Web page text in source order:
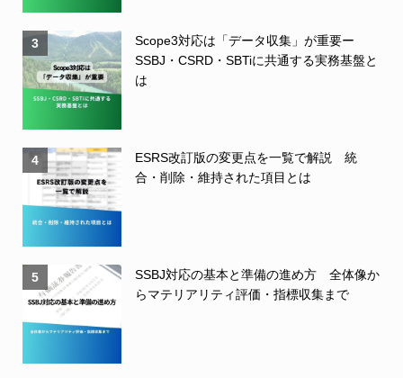
3
Scope3対応は「データ収集」が重要ー
SSBJ・CSRD・SBTiに共通する実務基盤と
は
4
ESRS改訂版の変更点を一覧で解説 統
合・削除・維持された項目とは
5
SSBJ対応の基本と準備の進め方 全体像か
らマテリアリティ評価・指標収集まで